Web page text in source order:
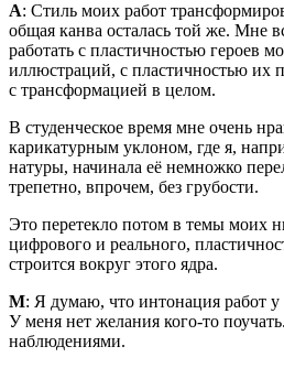
А: Стиль моих работ
общая канва осталась той же. Мне
работать с пластичностью героев
иллюстраций, с пластичностью их
с трансформацией в целом.
В студенческое время мне очень
карикатурным уклоном, где я,
натуры, начинала её немножко
трепетно, впрочем, без грубости.
Это перетекло потом в темы моих
цифрового и реального,
строится вокруг этого ядра.
М: Я думаю, что интонация работ у
У меня нет желания кого-то
наблюдениями.